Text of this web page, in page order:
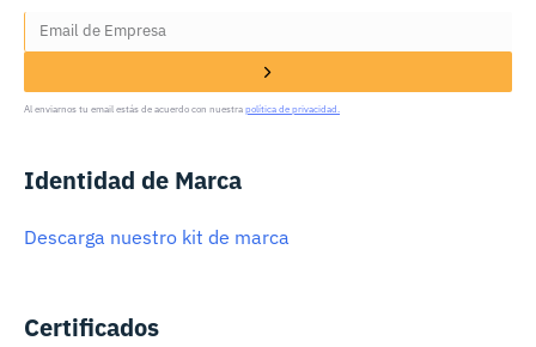
Al enviarnos tu email estás de acuerdo con nuestra política de privacidad.
Identidad de Marca
Descarga nuestro kit de marca
Certificados